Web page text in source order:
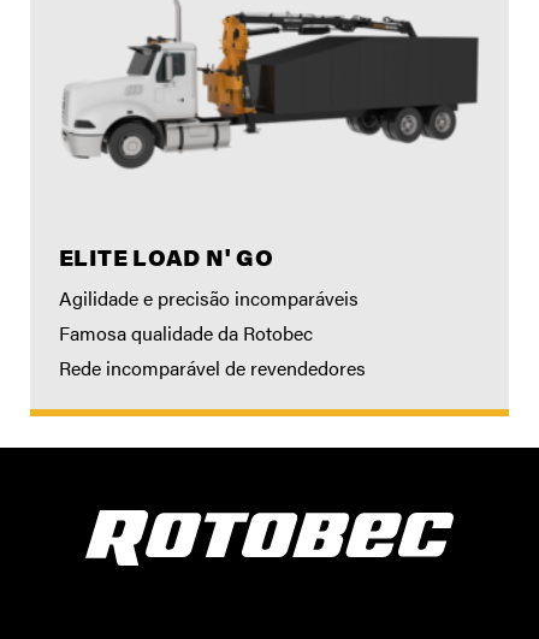
ELITE LOAD N' GO
Agilidade e precisão incomparáveis
Famosa qualidade da Rotobec
Rede incomparável de revendedores